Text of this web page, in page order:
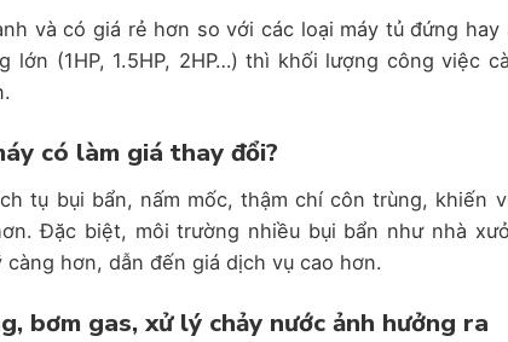
và có giá rẻ hơn so với các loại máy tủ đứng hay
(1HP, 1.5HP, 2HP…) thì khối lượng công việc
có làm giá thay đổi?
tụ bụi bẩn, nấm mốc, thậm chí côn trùng, khiến
Đặc biệt, môi trường nhiều bụi bẩn như nhà
hơn, dẫn đến giá dịch vụ cao hơn.
bơm gas, xử lý chảy nước ảnh hưởng ra